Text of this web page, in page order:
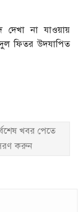
দেখা না যাওয়ায়
ফিতর উদযাপিত
খবর পেতে
করুন